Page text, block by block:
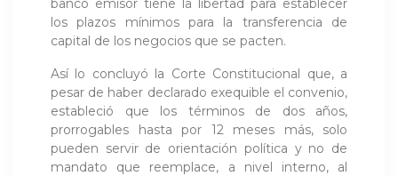
banco emisor tiene la libertad para establecer
los plazos mínimos para la transferencia de
capital de los negocios que se pacten.
Así lo concluyó la Corte Constitucional que, a
pesar de haber declarado exequible el convenio,
estableció que los términos de dos años,
prorrogables hasta por 12 meses más, solo
pueden servir de orientación política y no de
mandato que reemplace, a nivel interno, al